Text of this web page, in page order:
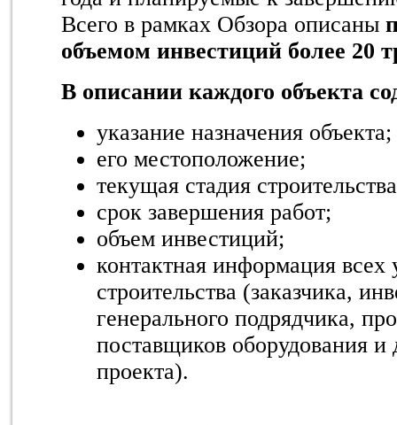
Всего в рамках Обзора описаны
объемом инвестиций более 20
В описании каждого объекта
указание назначения объекта;
его местоположение;
текущая стадия
срок завершения работ;
объем инвестиций;
контактная информация всех
строительства (заказчика,
генерального подрядчика,
поставщиков оборудования и
проекта).